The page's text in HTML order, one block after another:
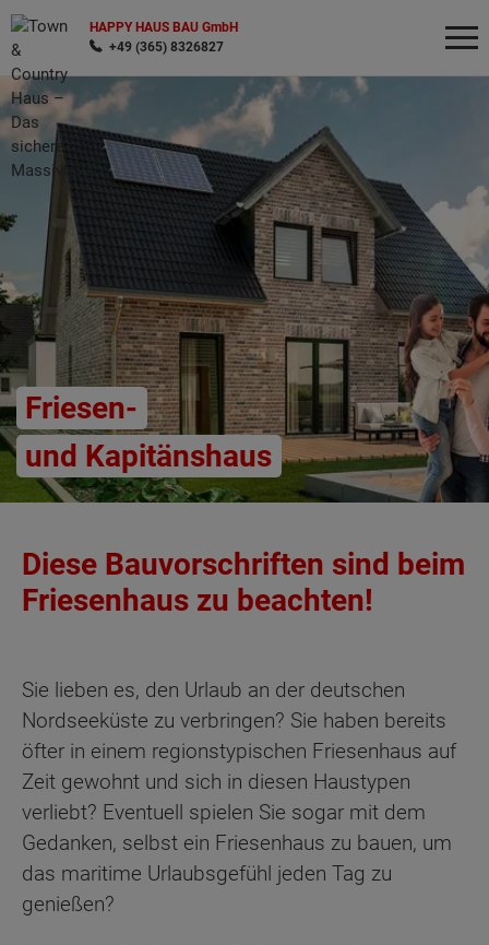
HAPPY HAUS BAU GmbH
+49 (365) 8326827
Friesen-
und Kapitänshaus
Diese Bauvorschriften sind beim
Friesenhaus zu beachten!
Sie lieben es, den Urlaub an der deutschen
Nordseeküste zu verbringen? Sie haben bereits
öfter in einem regionstypischen Friesenhaus auf
Zeit gewohnt und sich in diesen Haustypen
verliebt? Eventuell spielen Sie sogar mit dem
Gedanken, selbst ein Friesenhaus zu bauen, um
das maritime Urlaubsgefühl jeden Tag zu
genießen?
Wonach möchten Sie suchen?